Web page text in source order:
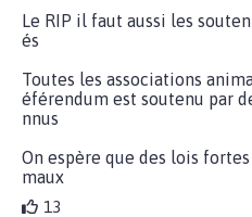
Le RIP il faut aussi les
és
Toutes les associations
éférendum est soutenu par
nnus
On espère que des lois
maux
13